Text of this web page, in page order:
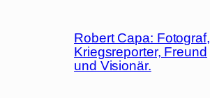
Robert Capa: Fotograf,
Kriegsreporter, Freund
und Visionär.